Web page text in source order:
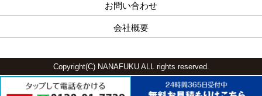
お問い合わせ
会社概要
Copyright(C) NANAFUKU ALL rights reserved.